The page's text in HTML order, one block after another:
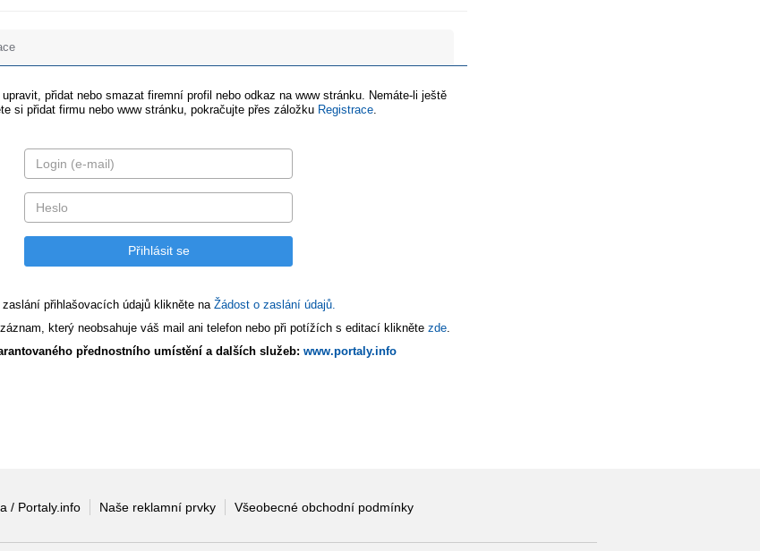
přidat nebo smazat firemní profil nebo odkaz na www stránku. Nemáte-li ještě
si přidat firmu nebo www stránku, pokračujte přes záložku Registrace
zaslání přihlašovacích údajů klikněte na Žádost o zaslání údajů.
který neobsahuje váš mail ani telefon nebo při potížích s editací klikněte zde
přednostního umístění a dalších služeb: www.portaly.info
/ Portaly.info Naše reklamní prvky Všeobecné obchodní podmínky